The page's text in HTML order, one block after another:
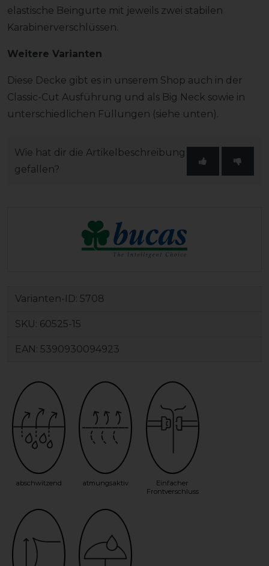
elastische Beingurte mit jeweils zwei stabilen
Karabinerverschlüssen.
Weitere Varianten
Diese Decke gibt es in unserem Shop auch in der
Classic-Cut Ausführung und als Big Neck sowie in
unterschiedlichen Füllungen (siehe unten).
Wie hat dir die Artikelbeschreibung
gefallen?
Varianten-ID: 5708
SKU: 60525-15
EAN: 5390930094923
abschwitzend atmungsaktiv
Einfacher
Frontverschluss